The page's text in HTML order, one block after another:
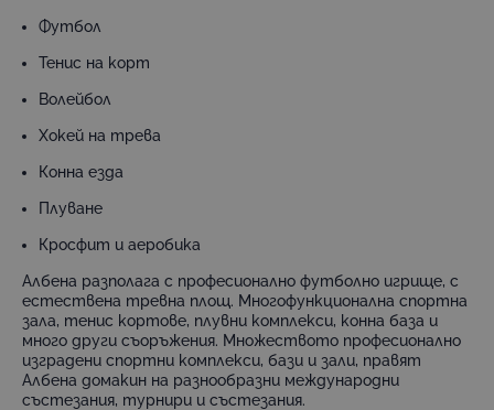
Футбол
Тенис на корт
Волейбол
Хокей на трева
Конна езда
Плуване
Кросфит и аеробика
Албена разполага с професионално футболно игрище, с
естествена тревна площ. Многофункционална спортна
зала, тенис кортове, плувни комплекси, конна база и
много други съоръжения. Множеството професионално
изградени спортни комплекси, бази и зали, правят
Албена домакин на разнообразни международни
състезания, турнири и състезания.